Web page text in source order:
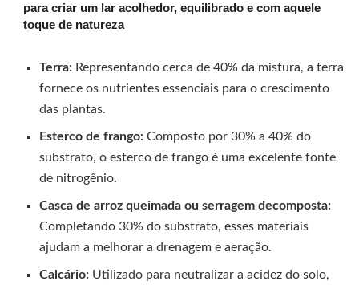
para criar um lar acolhedor, equilibrado e com aquele
toque de natureza
Terra: Representando cerca de 40% da mistura, a terra
fornece os nutrientes essenciais para o crescimento
das plantas.
Esterco de frango: Composto por 30% a 40% do
substrato, o esterco de frango é uma excelente fonte
de nitrogênio.
Casca de arroz queimada ou serragem decomposta:
Completando 30% do substrato, esses materiais
ajudam a melhorar a drenagem e aeração.
Calcário: Utilizado para neutralizar a acidez do solo,